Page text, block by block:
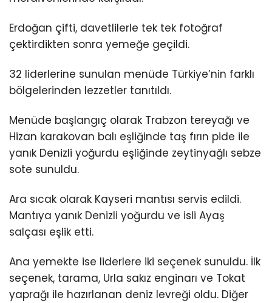
Erdoğan çifti, davetlilerle tek tek fotoğraf
çektirdikten sonra yemeğe geçildi.
32 liderlerine sunulan menüde Türkiye’nin farklı
bölgelerinden lezzetler tanıtıldı.
Menüde başlangıç olarak Trabzon tereyağı ve
Hizan karakovan balı eşliğinde taş fırın pide ile
yanık Denizli yoğurdu eşliğinde zeytinyağlı sebze
sote sunuldu.
Ara sıcak olarak Kayseri mantısı servis edildi.
Mantıya yanık Denizli yoğurdu ve isli Ayaş
salçası eşlik etti.
Ana yemekte ise liderlere iki seçenek sunuldu. İlk
seçenek, tarama, Urla sakız enginarı ve Tokat
yaprağı ile hazırlanan deniz levreği oldu. Diğer